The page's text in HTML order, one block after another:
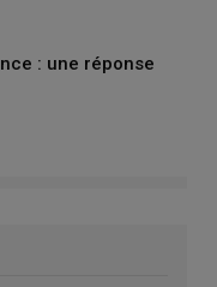
: une réponse